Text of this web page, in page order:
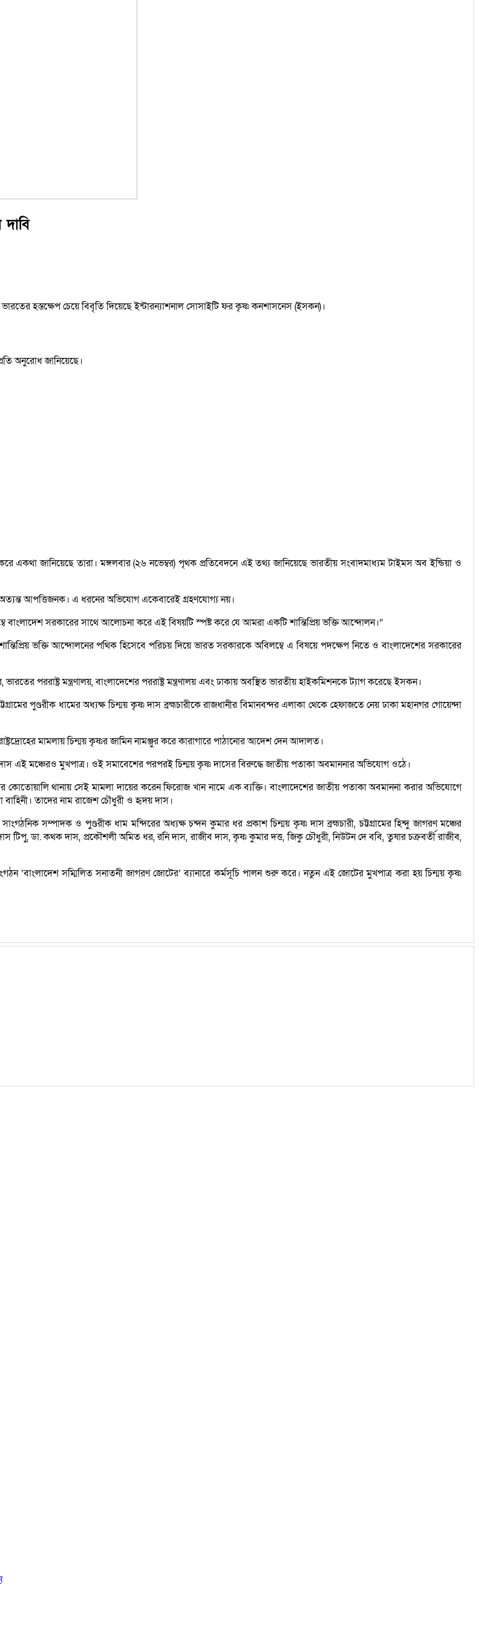
হস্তক্ষেপ চেয়ে বিবৃতি দিয়েছে ইন্টারন্যাশনাল সোসাইটি ফর কৃষ্ণ কনশাসনেস (ইসকন)।
অনুরোধ জানিয়েছে।
একথা জানিয়েছে তারা। মঙ্গলবার (২৬ নভেম্বর) পৃথক প্রতিবেদনে এই তথ্য জানিয়েছে ভারতীয় সংবাদমাধ্যম টাইমস অব ইন্ডিয়া ও
অত্যন্ত আপত্তিজনক। এ ধরনের অভিযোগ একেবারেই গ্রহণযোগ্য নয়।
সরকারের সাথে আলোচনা করে এই বিষয়টি স্পষ্ট করে যে আমরা একটি শান্তিপ্রিয় ভক্তি আন্দোলন।”
ভক্তি আন্দোলনের পথিক হিসেবে পরিচয় দিয়ে ভারত সরকারকে অবিলম্বে এ বিষয়ে পদক্ষেপ নিতে ও বাংলাদেশের সরকারের
পররাষ্ট্র মন্ত্রণালয়, বাংলাদেশের পররাষ্ট্র মন্ত্রণালয় এবং ঢাকায় অবস্থিত ভারতীয় হাইকমিশনকে ট্যাগ করেছে ইসকন।
পুণ্ডরীক ধামের অধ্যক্ষ চিন্ময় কৃষ্ণ দাস ব্রহ্মচারীকে রাজধানীর বিমানবন্দর এলাকা থেকে হেফাজতে নেয় ঢাকা মহানগর গোয়েন্দা
মামলায় চিন্ময় কৃষ্ণর জামিন নামঞ্জুর করে কারাগারে পাঠানোর আদেশ দেন আদালত।
এই মঞ্চেরও মুখপাত্র। ওই সমাবেশের পরপরই চিন্ময় কৃষ্ণ দাসের বিরুদ্ধে জাতীয় পতাকা অবমাননার অভিযোগ ওঠে।
থানায় সেই মামলা দায়ের করেন ফিরোজ খান নামে এক ব্যক্তি। বাংলাদেশের জাতীয় পতাকা অবমাননা করার অভিযোগে
তাদের নাম রাজেশ চৌধুরী ও হৃদয় দাস।
সম্পাদক ও পুণ্ডরীক ধাম মন্দিরের অধ্যক্ষ চন্দন কুমার ধর প্রকাশ চিন্ময় কৃষ্ণ দাস ব্রহ্মচারী, চট্টগ্রামের হিন্দু জাগরণ মঞ্চের
টিপু, ডা. কথক দাস, প্রকৌশলী অমিত ধর, রনি দাস, রাজীব দাস, কৃষ্ণ কুমার দত্ত, জিকু চৌধুরী, নিউটন দে ববি, তুষার চক্রবর্তী রাজীব,
‘বাংলাদেশ সম্মিলিত সনাতনী জাগরণ জোটের’ ব্যানারে কর্মসূচি পালন শুরু করে। নতুন এই জোটের মুখপাত্র করা হয় চিন্ময় কৃষ্ণ